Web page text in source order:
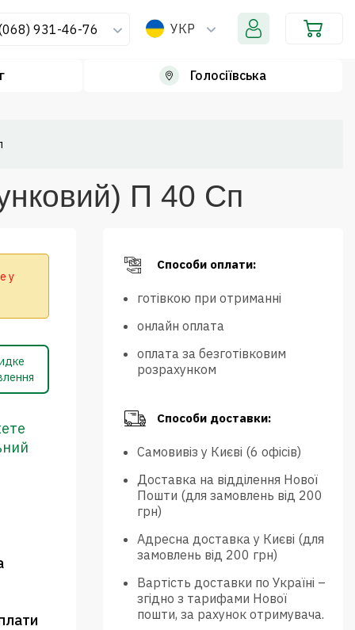
931-46-76 УКР
Голосіївська
П 40 Сп
у
Способи оплати:
готівкою при отриманні
онлайн оплата
оплата за безготівковим
розрахунком
Способи доставки:
Самовивіз у Києві (6 офісів)
Доставка на відділення Нової
Пошти (для замовлень від 200
грн)
Адресна доставка у Києві (для
замовлень від 200 грн)
Вартість доставки по Україні –
згідно з тарифами Нової
пошти, за рахунок отримувача.